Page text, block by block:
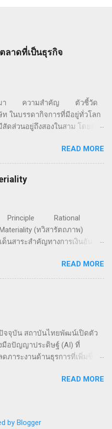
าดที่เป็นธุรกิจ
า ความสำคัญ ตัวชี้วัด
ในบรรดากิจการที่มีอยู่ทั่วโลก
ดส่วนอยู่ถึงสองในสาม โดยมี
นอยู่ราว 60% นอกจากนี้ 85%
ปทั่วโลก ถูกก่อตั้งขึ้นด้วยเงิน
า: FFI Global Data Points) จาก
อง Family Business Network
โลก ระบุว่า แม้กิจการครอบครัว
พิ่มขึ้นกับประเด็นสิ่งแวดล้อม
บาล (ESG) แต่เกือบ 60% ของ
ะจำปี โดย 16% ของกิจการที่ถูก
ผยตัวเลขการดำเนินงานตามตัว
สิ่งแวดล้อมต่อสาธารณะ และมี
READ MORE
Principle Rational
(ทวิสารัตถภาพ)
ด็นสาระสำคัญทางการเงินอัน
เด็นสาระสำคัญของผลกระทบอัน
ำขององค์กรที่มีต่อเศรษฐกิจ
ล้อม สำหรับนำไปใช้ดำเนินการ
ละระบุประเด็นความยั่งยืนที่
ริษัทจำเป็นต้องดำเนินการ อัน
ารขับเคลื่อนเรื่องการพัฒนาที่
ปัจจัยด้านเศรษฐกิจ สังคม และสิ่ง
คม และสิ่งแวดล้อม (แบบ
READ MORE
บัน สถาบันไทยพัฒน์เปิดตัว
งมือปัญญาประดิษฐ์ (AI) ที่
ภาระงานด้านธุรการที่เพิ่มขึ้น
ความน่าเชื่อถือข้อมูล ( อ่านต่อ
ยทอดเนื้อหาและวิธีการประเมิน
READ MORE
by Blogger